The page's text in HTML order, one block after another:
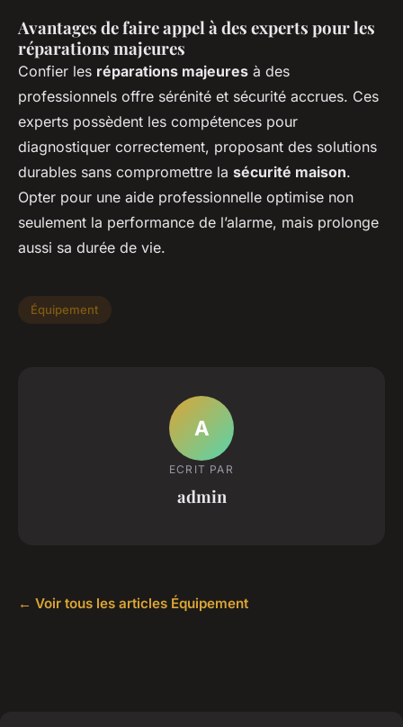
Avantages de faire appel à des experts pour les
réparations majeures
Confier les réparations majeures à des
professionnels offre sérénité et sécurité accrues. Ces
experts possèdent les compétences pour
diagnostiquer correctement, proposant des solutions
durables sans compromettre la sécurité maison.
Opter pour une aide professionnelle optimise non
seulement la performance de l’alarme, mais prolonge
aussi sa durée de vie.
Équipement
A
ECRIT PAR
admin
← Voir tous les articles Équipement